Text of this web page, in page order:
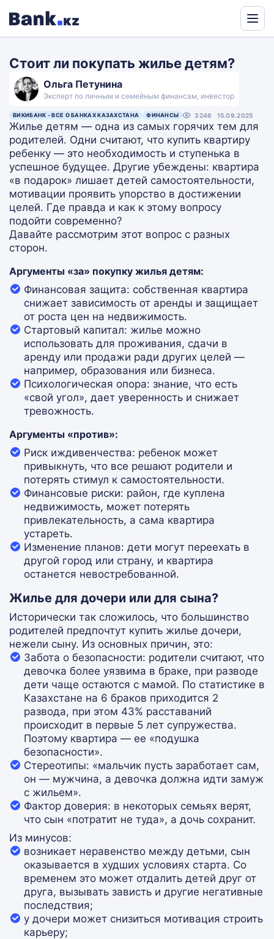
Translate
Стоит ли покупать жилье детям?
Ольга Петунина
Эксперт по личным и семейным финансам, инвестор
ВИКИБАНК - ВСЕ О БАНКАХ КАЗАХСТАНА ФИНАНСЫ 3246 15.09.2025
Жилье детям — одна из самых горячих тем для
родителей. Одни считают, что купить квартиру
ребенку — это необходимость и ступенька в
успешное будущее. Другие убеждены: квартира
«в подарок» лишает детей самостоятельности,
мотивации проявить упорство в достижении
целей. Где правда и как к этому вопросу
подойти современно?
Давайте рассмотрим этот вопрос с разных
сторон.
Аргументы «за» покупку жилья детям:
Финансовая защита: собственная квартира
снижает зависимость от аренды и защищает
от роста цен на недвижимость.
Стартовый капитал: жилье можно
использовать для проживания, сдачи в
аренду или продажи ради других целей —
например, образования или бизнеса.
Психологическая опора: знание, что есть
«свой угол», дает уверенность и снижает
тревожность.
Аргументы «против»:
Риск иждивенчества: ребенок может
привыкнуть, что все решают родители и
потерять стимул к самостоятельности.
Финансовые риски: район, где куплена
недвижимость, может потерять
привлекательность, а сама квартира
устареть.
Изменение планов: дети могут переехать в
другой город или страну, и квартира
останется невостребованной.
Жилье для дочери или для сына?
Исторически так сложилось, что большинство
родителей предпочтут купить жилье дочери,
нежели сыну. Из основных причин, это:
Забота о безопасности: родители считают, что
девочка более уязвима в браке, при разводе
дети чаще остаются с мамой. По статистике в
Казахстане на 6 браков приходится 2
развода, при этом 43% расставаний
происходит в первые 5 лет супружества.
Поэтому квартира — ее «подушка
безопасности».
Стереотипы: «мальчик пусть заработает сам,
он — мужчина, а девочка должна идти замуж
с жильем».
Фактор доверия: в некоторых семьях верят,
что сын «потратит не туда», а дочь сохранит.
Из минусов:
возникает неравенство между детьми, сын
оказывается в худших условиях старта. Со
временем это может отдалить детей друг от
друга, вызывать зависть и другие негативные
последствия;
у дочери может снизиться мотивация строить
карьеру;